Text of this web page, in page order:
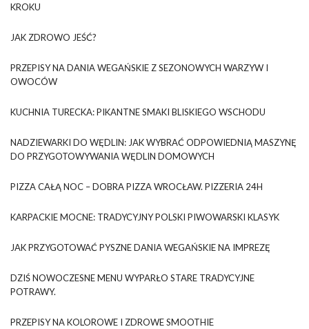
KROKU
JAK ZDROWO JEŚĆ?
PRZEPISY NA DANIA WEGAŃSKIE Z SEZONOWYCH WARZYW I
OWOCÓW
KUCHNIA TURECKA: PIKANTNE SMAKI BLISKIEGO WSCHODU
NADZIEWARKI DO WĘDLIN: JAK WYBRAĆ ODPOWIEDNIĄ MASZYNĘ
DO PRZYGOTOWYWANIA WĘDLIN DOMOWYCH
PIZZA CAŁĄ NOC – DOBRA PIZZA WROCŁAW. PIZZERIA 24H
KARPACKIE MOCNE: TRADYCYJNY POLSKI PIWOWARSKI KLASYK
JAK PRZYGOTOWAĆ PYSZNE DANIA WEGAŃSKIE NA IMPREZĘ
DZIŚ NOWOCZESNE MENU WYPARŁO STARE TRADYCYJNE
POTRAWY.
PRZEPISY NA KOLOROWE I ZDROWE SMOOTHIE